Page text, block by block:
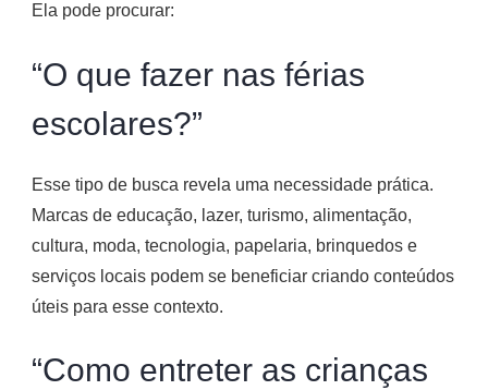
Ela pode procurar:
“O que fazer nas férias
escolares?”
Esse tipo de busca revela uma necessidade prática.
Marcas de educação, lazer, turismo, alimentação,
cultura, moda, tecnologia, papelaria, brinquedos e
serviços locais podem se beneficiar criando conteúdos
úteis para esse contexto.
“Como entreter as crianças